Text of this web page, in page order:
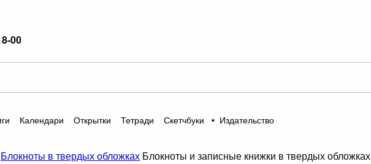
00
Календари Открытки Тетради Скетчбуки • Издательство
Блокноты в твердых обложках Блокноты и записные книжки в твердых обложках